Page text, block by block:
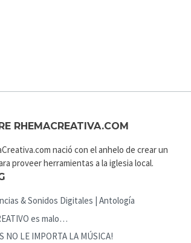
RHEMACREATIVA.COM
nació con el anhelo de crear un
proveer herramientas a la iglesia local.
& Sonidos Digitales | Antología
es malo…
NO LE IMPORTA LA MÚSICA!